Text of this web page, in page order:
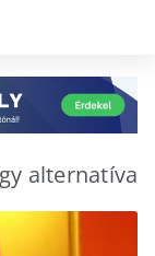
alternatíva